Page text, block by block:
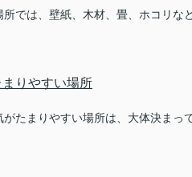
では、壁紙、木材、畳、ホコリな
りやすい場所
たまりやすい場所は、大体決まっ